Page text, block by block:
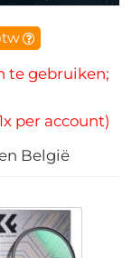
te gebruiken;
per account)
België